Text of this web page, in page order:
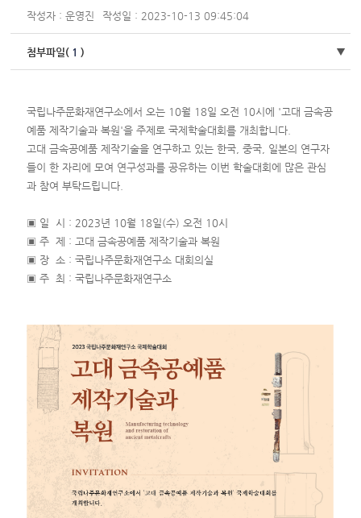
작성자 : 운영진 작성일 : 2023-10-13 09:45:04
첨부파일( 1 )
국립나주문화재연구소에서 오는 10월 18일 오전 10시에 '고대 금속공
예품 제작기술과 복원'을 주제로 국제학술대회를 개최합니다.
고대 금속공예품 제작기술을 연구하고 있는 한국, 중국, 일본의 연구자
들이 한 자리에 모여 연구성과를 공유하는 이번 학술대회에 많은 관심
과 참여 부탁드립니다.
▣ 일 시 : 2023년 10월 18일(수) 오전 10시
▣ 주 제 : 고대 금속공예품 제작기술과 복원
▣ 장 소 : 국립나주문화재연구소 대회의실
▣ 주 최 : 국립나주문화재연구소